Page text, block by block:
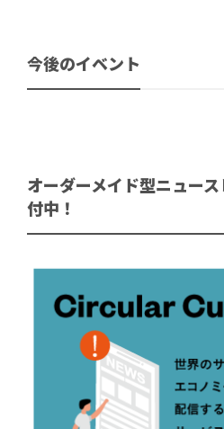
今後のイベント
オーダーメイド型ニュー
付中！